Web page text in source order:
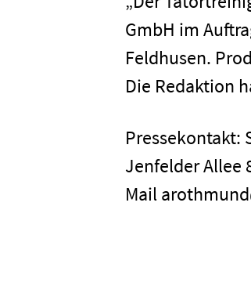
GmbH im
Feldhusen.
Die Redaktion
Pressekontakt:
Jenfelder Allee
Mail